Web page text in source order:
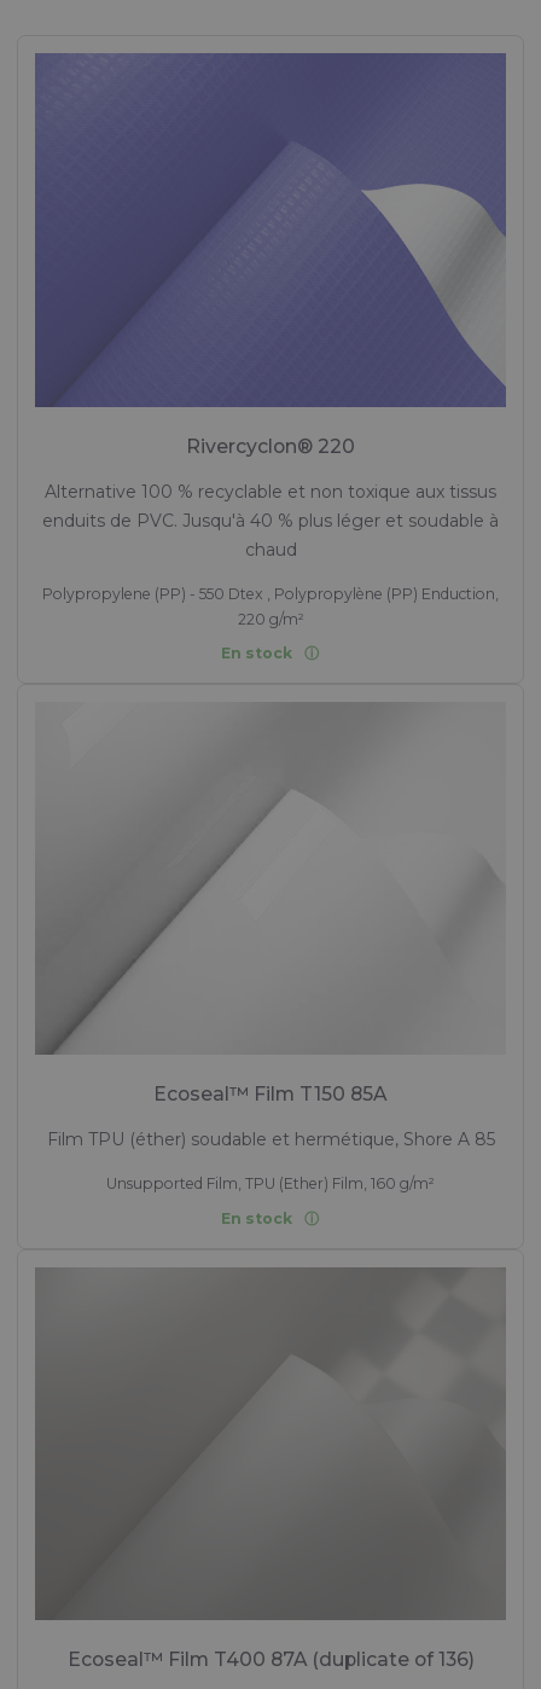
Rivercyclon® 220
Alternative 100 % recyclable et non toxique aux tissus
enduits de PVC. Jusqu'à 40 % plus léger et soudable à
chaud
Polypropylene (PP) - 550 Dtex , Polypropylène (PP) Enduction,
220 g/m²
En stock
Ecoseal™ Film T150 85A
Film TPU (éther) soudable et hermétique, Shore A 85
Unsupported Film, TPU (Ether) Film, 160 g/m²
En stock
Ecoseal™ Film T400 87A (duplicate of 136)